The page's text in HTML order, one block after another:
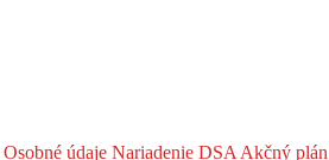
Osobné údaje Nariadenie DSA Akčný plán